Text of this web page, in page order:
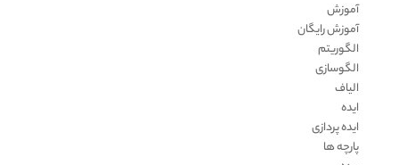
آموزش
آموزش رایگان
الگوریتم
الگوسازی
الیاف
ایده
ایده پردازی
پارچه ها